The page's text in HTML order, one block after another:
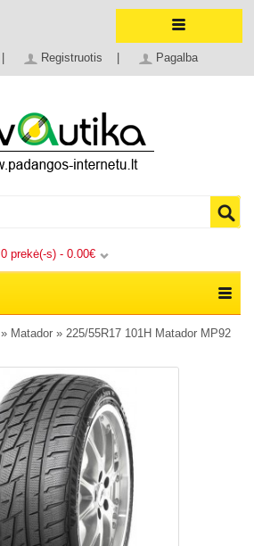
Registruotis Pagalba
0 prekė(-s) - 0.00€
» Matador » 225/55R17 101H Matador MP92